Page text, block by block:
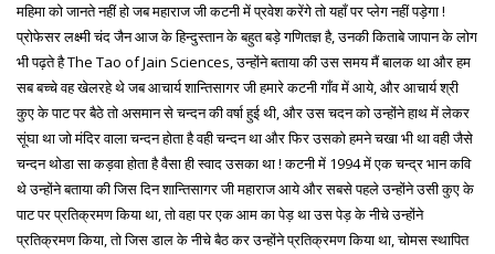
महिमा को जानते नहीं हो जब महाराज जी कटनी में प्रवेश करेंगे तो यहाँ पर प्लेग नहीं पड़ेगा !
प्रोफेसर लक्ष्मी चंद जैन आज के हिन्दुस्तान के बहुत बड़े गणितज्ञ है, उनकी किताबे जापान के लोग
भी पढ़ते है The Tao of Jain Sciences, उन्होंने बताया की उस समय मैं बालक था और हम
सब बच्चे वह खेलरहे थे जब आचार्य शान्तिसागर जी हमारे कटनी गाँव में आये, और आचार्य श्री
कुए के पाट पर बैठे तो असमान से चन्दन की वर्षा हुई थी, और उस चदन को उन्होंने हाथ में लेकर
सूंघा था जो मंदिर वाला चन्दन होता है वही चन्दन था और फिर उसको हमने चखा भी था वही जैसे
चन्दन थोडा सा कड़वा होता है वैसा ही स्वाद उसका था ! कटनी में 1994 में एक चन्द्र भान कवि
थे उन्होंने बताया की जिस दिन शान्तिसागर जी महाराज आये और सबसे पहले उन्होंने उसी कुए के
पाट पर प्रतिक्रमण किया था, तो वहा पर एक आम का पेड़ था उस पेड़ के नीचे उन्होंने
प्रतिक्रमण किया, तो जिस डाल के नीचे बैठ कर उन्होंने प्रतिक्रमण किया था, चोमस स्थापित